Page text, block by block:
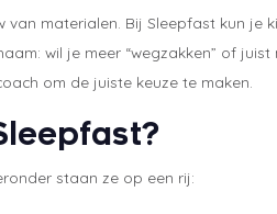
materialen. Bij Sleepfast kun je
wil je meer “wegzakken” of juist
om de juiste keuze te maken.
staan ze op een rij: